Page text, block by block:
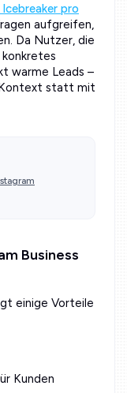
pro
aufgreifen,
Da Nutzer, die
warme Leads –
statt mit
Business
einige Vorteile
Kunden